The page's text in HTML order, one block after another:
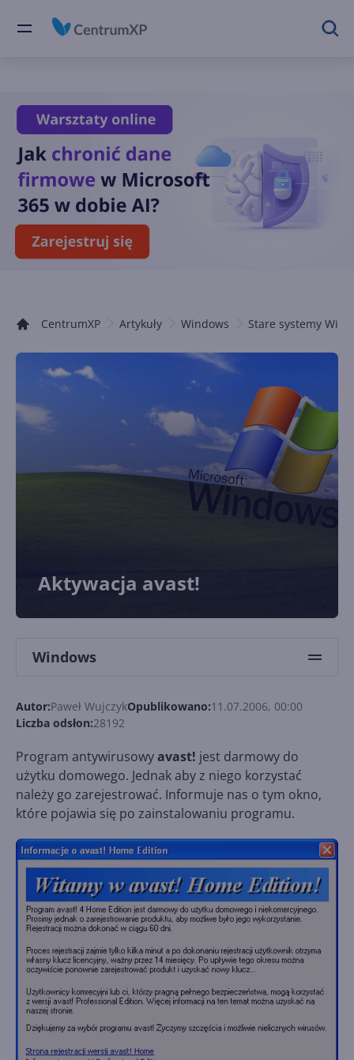
CentrumXP Artykuły Windows Stare systemy
Aktywacja avast!
Windows
Autor:Paweł WujczykOpublikowano:11.07.2006, 00:00
Liczba odsłon:28192
Program antywirusowyavast! jest darmowy do
użytku domowego. Jednak aby z niego korzystać
należy go zarejestrować. Informuje nas o tym okno,
które pojawia się po zainstalowaniu programu.